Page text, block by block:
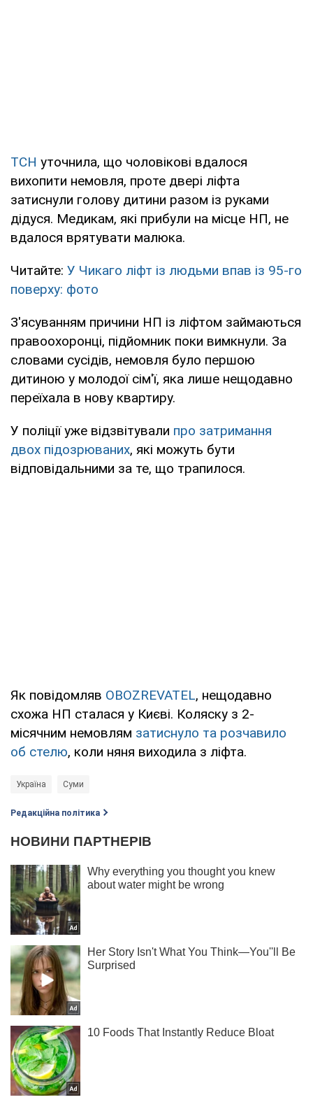
ТСН уточнила, що чоловікові вдалося
вихопити немовля, проте двері ліфта
затиснули голову дитини разом із руками
дідуся. Медикам, які прибули на місце НП, не
вдалося врятувати малюка.
Читайте: У Чикаго ліфт із людьми впав із 95-го
поверху: фото
З'ясуванням причини НП із ліфтом займаються
правоохоронці, підйомник поки вимкнули. За
словами сусідів, немовля було першою
дитиною у молодої сім'ї, яка лише нещодавно
переїхала в нову квартиру.
У поліції уже відзвітували про затримання
двох підозрюваних, які можуть бути
відповідальними за те, що трапилося.
Як повідомляв OBOZREVATEL, нещодавно
схожа НП сталася у Києві. Коляску з 2-
місячним немовлям затиснуло та розчавило
об стелю, коли няня виходила з ліфта.
Україна Суми
Редакційна політика